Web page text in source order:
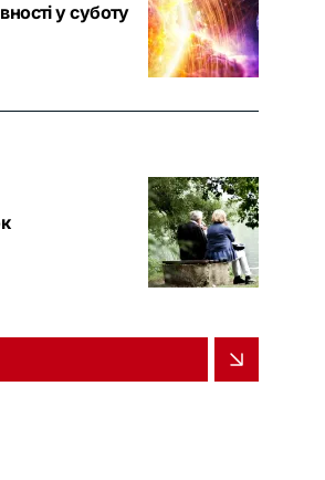
у суботу